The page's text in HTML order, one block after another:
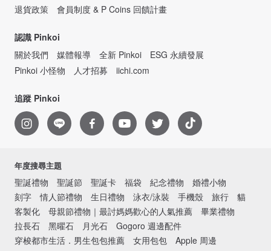
退貨政策
會員制度 & P Coins 回饋計畫
認識 Pinkoi
關於我們
媒體報導 全新 Pinkoi
ESG 永續發展
Pinkoi 小怪物
人才招募 iichi.com
追蹤 Pinkoi
年度搜尋主題
聖誕禮物 聖誕節 聖誕卡 福袋 紀念禮物
婚禮小物
刻字
情人節禮物 生日禮物 泳衣/泳裝 手機殼 旅行
貓
客製化
母親節禮物｜最討媽媽歡心的人氣推薦
畢業禮物
拉長石
黑曜石 月光石
Gogoro 週邊配件
穿梭都市生活．男生包包推薦
女用包包
Apple 周邊